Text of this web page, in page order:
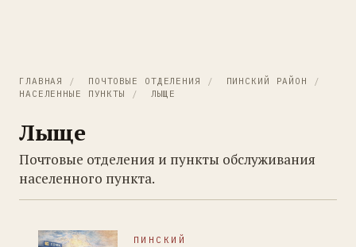
ГЛАВНАЯ / ПОЧТОВЫЕ ОТДЕЛЕНИЯ / ПИНСКИЙ РАЙОН
/
НАСЕЛЕННЫЕ ПУНКТЫ
/ ЛЫЩЕ
Лыще
Почтовые отделения и пункты обслуживания
населенного пункта.
ПИНСКИЙ